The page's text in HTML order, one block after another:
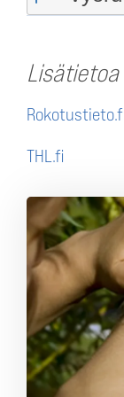
Lisätietoa
Rokotustieto.fi
THL.fi